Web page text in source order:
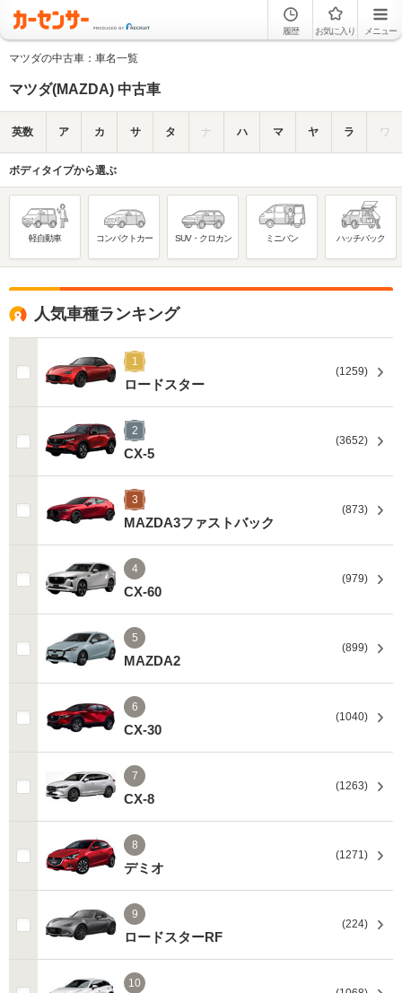
履歴 お気に入り メニュー
マツダの中古車：車名一覧
マツダ(MAZDA) 中古車
英数 ア カ サ タ ナ ハ マ ヤ ラ ワ
ボディタイプから選ぶ
軽自動車 コンパクトカー SUV・クロカン ミニバン ハッチバック
人気車種ランキング
1
ロードスター
(1259)
2
CX-5
(3652)
3
MAZDA3ファストバック
(873)
4
CX-60
(979)
5
MAZDA2
(899)
6
CX-30
(1040)
7
CX-8
(1263)
8
デミオ
(1271)
9
ロードスターRF
(224)
10